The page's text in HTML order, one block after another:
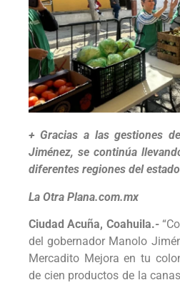
+ Gracias a las gestiones
Jiménez, se continúa
diferentes regiones del estado
La Otra Plana.com.mx
Ciudad Acuña, Coahuila.-
del gobernador Manolo
Mercadito Mejora en tu
de cien productos de la